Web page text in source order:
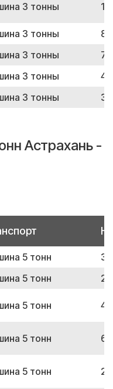
3 тонны
3 тонны
3 тонны
3 тонны
3 тонны
Астрахань -
5 тонн
5 тонн
5 тонн
5 тонн
5 тонн